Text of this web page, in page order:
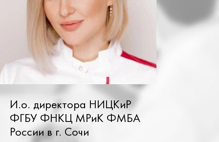
И.о. директора НИЦКиР
ФГБУ ФНКЦ МРиК ФМБА
России в г. Сочи